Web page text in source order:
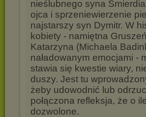
nieślubnego syna
ojca i sprzeniewierzenie
najstarszy syn Dymitr. W
kobiety - namiętna
Katarzyna (Michaela
naładowanym emocjami -
stawia się kwestie wiary,
duszy. Jest tu
żeby udowodnić lub
połączona refleksja, że o
dozwolone.